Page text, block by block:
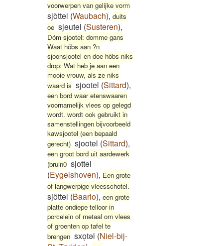
voorwerpen van gelijke vorm
sjòttel (Waubach), duits
oe sjeutel (Susteren),
Dóm sjootel: domme gans
Waat höbs aan ?n
sjoonsjootel en doe höbs niks
drop: Wat heb je aan een
mooie vrouw, als ze niks
waard is sjootel (Sittard),
een bord waar etenswaaren
voornamelijk vlees op gelegd
wordt. wordt ook gebruikt in
samenstellingen bijvoorbeeld
kawsjootel (een bepaald
gerecht) sjootel (Sittard),
een groot bord uit aardewerk
(bruin0 sjottel
(Eygelshoven), Een grote
of langwerpige vleesschotel.
sjôttel (Baarlo), een grote
platte ondiepe telloor in
porcelein of metaal om vlees
of groenten op tafel te
brengen sxoͅtəl (Niel-bij-